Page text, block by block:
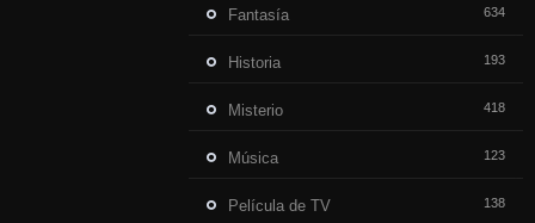
Fantasía 634
Historia 193
Misterio 418
Música 123
Película de TV 138